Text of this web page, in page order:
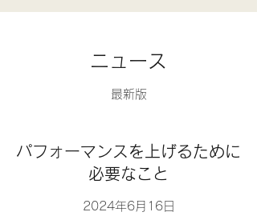
ニュース
最新版
パフォーマンスを上げるために
必要なこと
2024年6月16日